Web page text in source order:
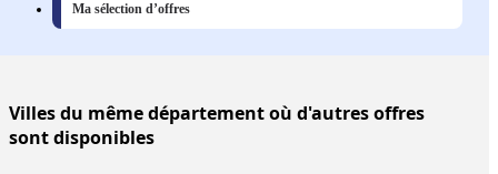
Ma sélection d’offres
Villesdu même département où d'autres offres
sont disponibles